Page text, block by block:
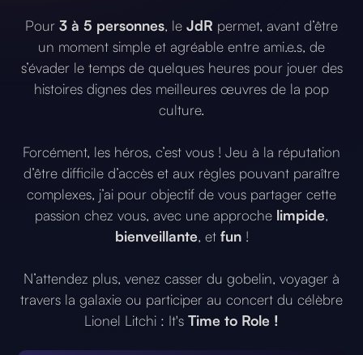
Pour 3 à 5 personnes, le JdR permet, avant d’être
un moment simple et agréable entre ami.e.s, de
s’évader le temps de quelques heures pour jouer des
histoires dignes des meilleures œuvres de la pop
culture.
Forcément, les héros, c’est vous ! Jeu à la réputation
d’être difficile d’accès et aux règles pouvant paraître
complexes, j’ai pour objectif de vous partager cette
passion chez vous, avec une approche limpide,
bienveillante, et fun!
N’attendez plus, venez casser du gobelin, voyager à
travers la galaxie ou participer au concert du célèbre
Lionel Litchi : It's Time to Role !